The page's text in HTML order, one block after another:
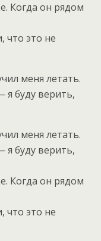
Когда он рядом
что это не
меня летать.
я буду верить,
меня летать.
я буду верить,
Когда он рядом
что это не